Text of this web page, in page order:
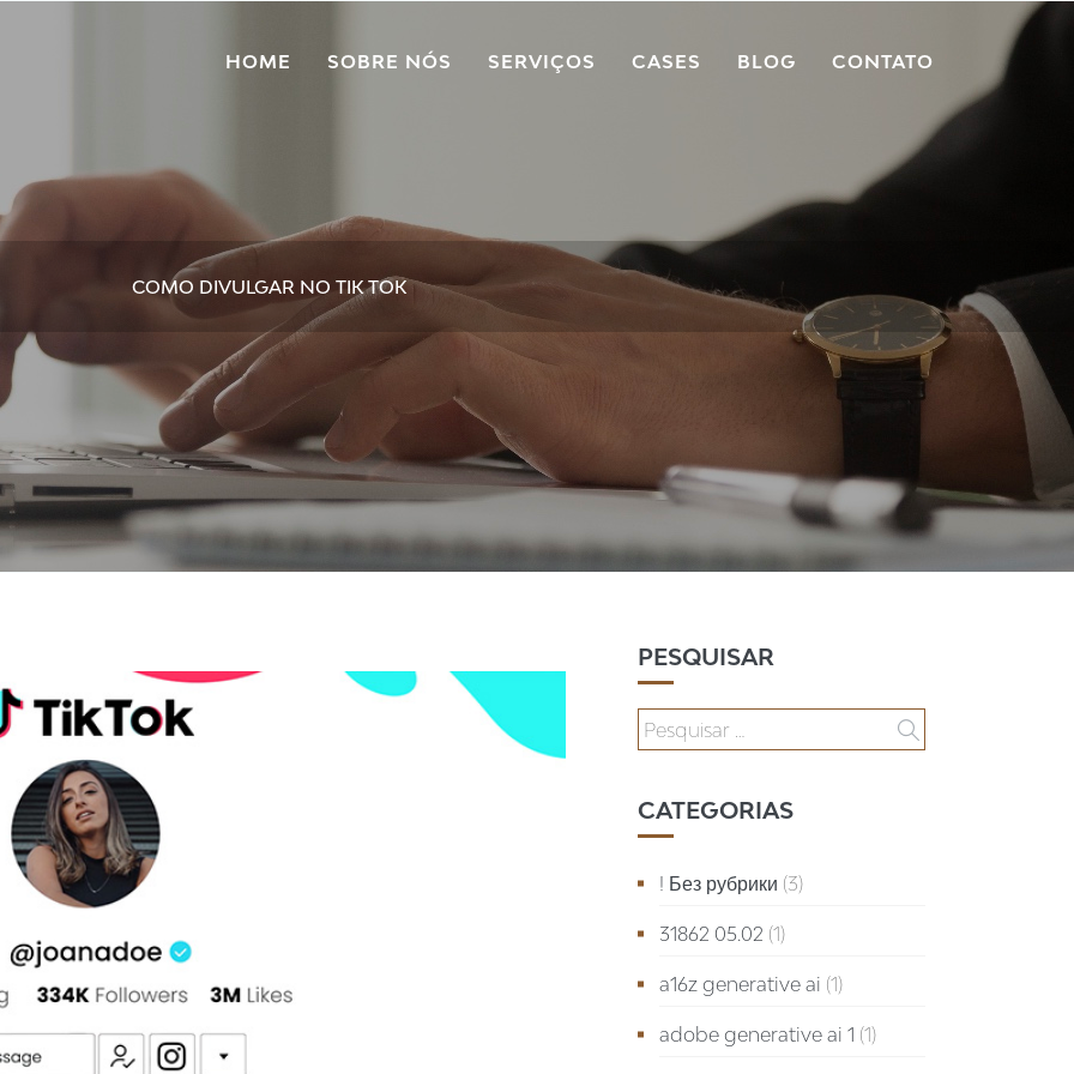
HOME SOBRE NÓS SERVIÇOS CASES BLOG CONTATO
COMO DIVULGAR NO TIK TOK
PESQUISAR
CATEGORIAS
! Без рубрики (3)
31862 05.02 (1)
a16z generative ai (1)
adobe generative ai 1 (1)